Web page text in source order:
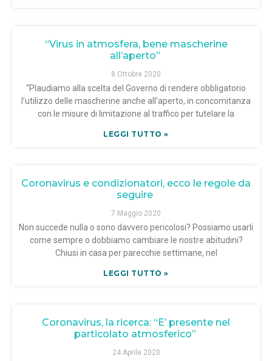
“Virus in atmosfera, bene mascherine
all’aperto”
8 Ottobre 2020
“Plaudiamo alla scelta del Governo di rendere obbligatorio
l’utilizzo delle mascherine anche all’aperto, in concomitanza
con le misure di limitazione al traffico per tutelare la
LEGGI TUTTO »
Coronavirus e condizionatori, ecco le regole da
seguire
7 Maggio 2020
Non succede nulla o sono davvero pericolosi? Possiamo usarli
come sempre o dobbiamo cambiare le nostre abitudini?
Chiusi in casa per parecchie settimane, nel
LEGGI TUTTO »
Coronavirus, la ricerca: “E’ presente nel
particolato atmosferico”
24 Aprile 2020